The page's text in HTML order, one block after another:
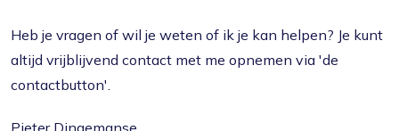
Heb je vragen of wil je weten of ik je kan helpen? Je kunt
altijd vrijblijvend contact met me opnemen via 'de
contactbutton'.
Pieter Dingemanse